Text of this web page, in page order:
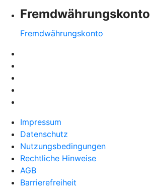
Fremdwährungskonto
Fremdwährungskonto
Impressum
Datenschutz
Nutzungsbedingungen
Rechtliche Hinweise
AGB
Barrierefreiheit